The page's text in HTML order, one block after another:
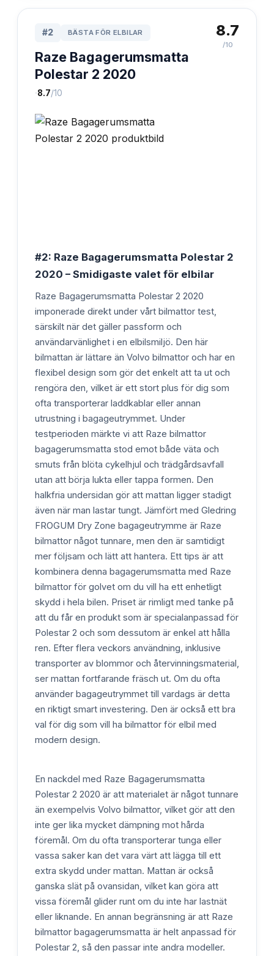
#2 BÄSTA FÖR ELBILAR
Raze Bagagerumsmatta
Polestar 2 2020
·8.7/10
8.7
/10
#2: Raze Bagagerumsmatta Polestar 2
2020 – Smidigaste valet för elbilar
Raze Bagagerumsmatta Polestar 2 2020
imponerade direkt under vårt bilmattor test,
särskilt när det gäller passform och
användarvänlighet i en elbilsmiljö. Den här
bilmattan är lättare än Volvo bilmattor och har en
flexibel design som gör det enkelt att ta ut och
rengöra den, vilket är ett stort plus för dig som
ofta transporterar laddkablar eller annan
utrustning i bagageutrymmet. Under
testperioden märkte vi att Raze bilmattor
bagagerumsmatta stod emot både väta och
smuts från blöta cykelhjul och trädgårdsavfall
utan att börja lukta eller tappa formen. Den
halkfria undersidan gör att mattan ligger stadigt
även när man lastar tungt. Jämfört med Gledring
FROGUM Dry Zone bagageutrymme är Raze
bilmattor något tunnare, men den är samtidigt
mer följsam och lätt att hantera. Ett tips är att
kombinera denna bagagerumsmatta med Raze
bilmattor för golvet om du vill ha ett enhetligt
skydd i hela bilen. Priset är rimligt med tanke på
att du får en produkt som är specialanpassad för
Polestar 2 och som dessutom är enkel att hålla
ren. Efter flera veckors användning, inklusive
transporter av blommor och återvinningsmaterial,
ser mattan fortfarande fräsch ut. Om du ofta
använder bagageutrymmet till vardags är detta
en riktigt smart investering. Den är också ett bra
val för dig som vill ha bilmattor för elbil med
modern design.
En nackdel med Raze Bagagerumsmatta
Polestar 2 2020 är att materialet är något tunnare
än exempelvis Volvo bilmattor, vilket gör att den
inte ger lika mycket dämpning mot hårda
föremål. Om du ofta transporterar tunga eller
vassa saker kan det vara värt att lägga till ett
extra skydd under mattan. Mattan är också
ganska slät på ovansidan, vilket kan göra att
vissa föremål glider runt om du inte har lastnät
eller liknande. En annan begränsning är att Raze
bilmattor bagagerumsmatta är helt anpassad för
Polestar 2, så den passar inte andra modeller.